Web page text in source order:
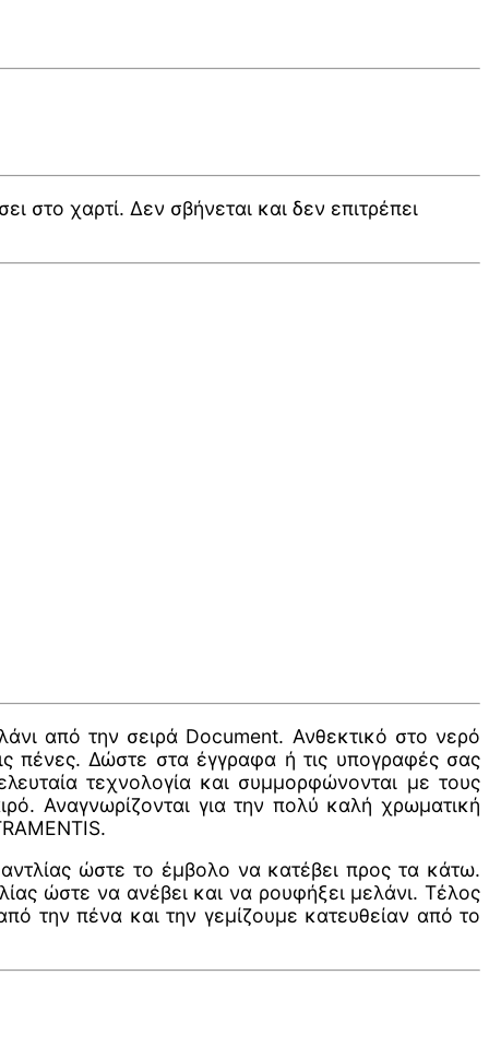
στο χαρτί. Δεν σβήνεται και δεν επιτρέπει
από την σειρά Document. Ανθεκτικό στο νερό
πένες. Δώστε στα έγγραφα ή τις υπογραφές σας
τεχνολογία και συμμορφώνονται με τους
Αναγνωρίζονται για την πολύ καλή χρωματική
ώστε το έμβολο να κατέβει προς τα κάτω.
ώστε να ανέβει και να ρουφήξει μελάνι. Τέλος
την πένα και την γεμίζουμε κατευθείαν από το